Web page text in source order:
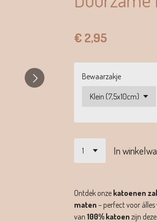
€ 2,95
Bewaarzakje
In
Ontdek onze katoenen
maten – perfect voor
van 100% katoen zijn